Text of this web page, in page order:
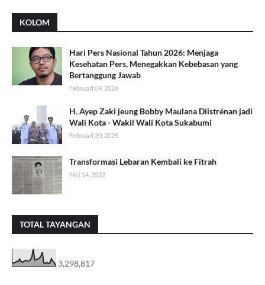
KOLOM
Hari Pers Nasional Tahun 2026: Menjaga
Kesehatan Pers, Menegakkan Kebebasan yang
Bertanggung Jawab
Februari 09, 2026
H. Ayep Zaki jeung Bobby Maulana Diistrénan jadi
Wali Kota - Wakil Wali Kota Sukabumi
Februari 20, 2025
Transformasi Lebaran Kembali ke Fitrah
Mei 14, 2022
TOTAL TAYANGAN
3,298,817